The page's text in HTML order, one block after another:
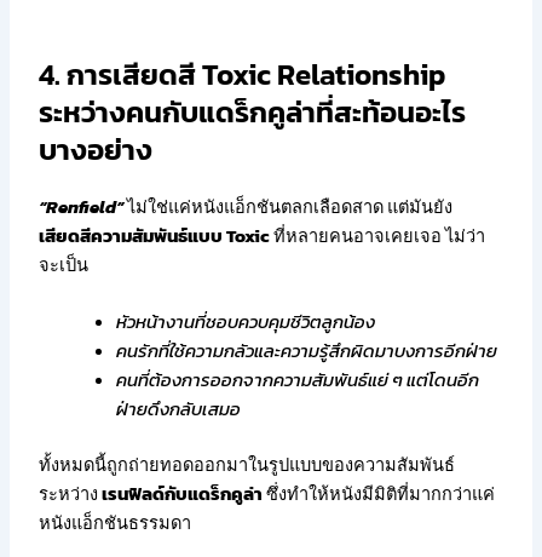
4. การเสียดสี Toxic Relationship
ระหว่างคนกับแดร็กคูล่าที่สะท้อนอะไร
บางอย่าง
“Renfield”ไม่ใช่แค่หนังแอ็กชันตลกเลือดสาด แต่มันยัง
เสียดสีความสัมพันธ์แบบ Toxicที่หลายคนอาจเคยเจอ ไม่ว่า
จะเป็น
หัวหน้างานที่ชอบควบคุมชีวิตลูกน้อง
คนรักที่ใช้ความกลัวและความรู้สึกผิดมาบงการอีกฝ่าย
คนที่ต้องการออกจากความสัมพันธ์แย่ ๆ แต่โดนอีก
ฝ่ายดึงกลับเสมอ
ทั้งหมดนี้ถูกถ่ายทอดออกมาในรูปแบบของความสัมพันธ์
ระหว่างเรนฟิลด์กับแดร็กคูล่าซึ่งทำให้หนังมีมิติที่มากกว่าแค่
หนังแอ็กชันธรรมดา